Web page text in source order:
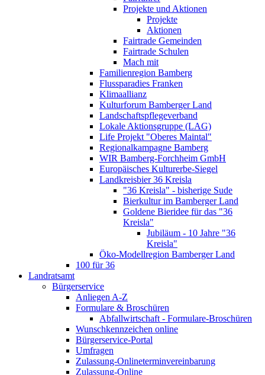
Projekte und Aktionen
Projekte
Aktionen
Fairtrade Gemeinden
Fairtrade Schulen
Mach mit
Familienregion Bamberg
Flussparadies Franken
Klimaallianz
Kulturforum Bamberger Land
Landschaftspflegeverband
Lokale Aktionsgruppe (LAG)
Life Projekt "Oberes Maintal"
Regionalkampagne Bamberg
WIR Bamberg-Forchheim GmbH
Europäisches Kulturerbe-Siegel
Landkreisbier 36 Kreisla
"36 Kreisla" - bisherige Sude
Bierkultur im Bamberger Land
Goldene Bieridee für das "36
Kreisla"
Jubiläum - 10 Jahre "36
Kreisla"
Öko-Modellregion Bamberger Land
100 für 36
Landratsamt
Bürgerservice
Anliegen A-Z
Formulare & Broschüren
Abfallwirtschaft - Formulare-Broschüren
Wunschkennzeichen online
Bürgerservice-Portal
Umfragen
Zulassung-Onlineterminvereinbarung
Zulassung-Online